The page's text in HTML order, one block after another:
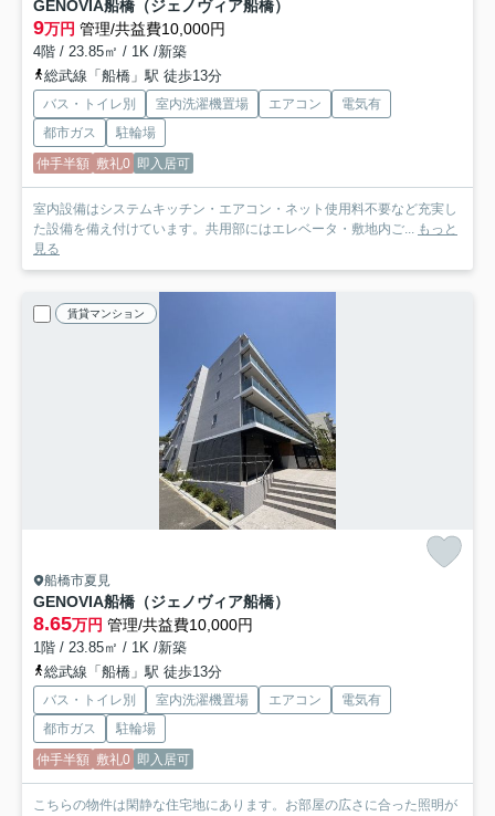
GENOVIA船橋（ジェノヴィア船橋）
9万円 管理/共益費10,000円
4階 / 23.85㎡ / 1K /新築
総武線「船橋」駅 徒歩13分
バス・トイレ別 室内洗濯機置場 エアコン
電気有
都市ガス
駐輪場
仲手半額 敷礼0 即入居可
室内設備はシステムキッチン・エアコン・ネット使用料不要など充実し
た設備を備え付けています。共用部にはエレベータ・敷地内ご... もっと
見る
賃貸マンション
船橋市夏見
GENOVIA船橋（ジェノヴィア船橋）
8.65万円 管理/共益費10,000円
1階 / 23.85㎡ / 1K /新築
総武線「船橋」駅 徒歩13分
バス・トイレ別 室内洗濯機置場 エアコン
電気有
都市ガス
駐輪場
仲手半額 敷礼0 即入居可
こちらの物件は閑静な住宅地にあります。お部屋の広さに合った照明が